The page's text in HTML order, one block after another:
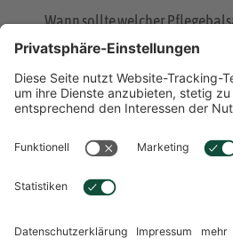
Wann sollte welcher
werden?